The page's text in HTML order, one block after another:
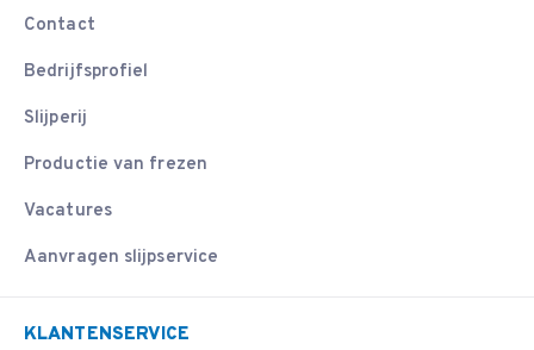
Contact
Bedrijfsprofiel
Slijperij
Productie van frezen
Vacatures
Aanvragen slijpservice
KLANTENSERVICE